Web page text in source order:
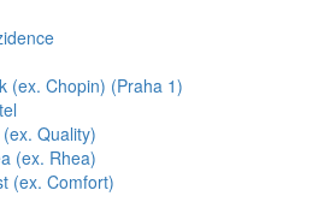
(ex. Chopin) (Praha 1)
Quality)
(ex. Rhea)
(ex. Comfort)